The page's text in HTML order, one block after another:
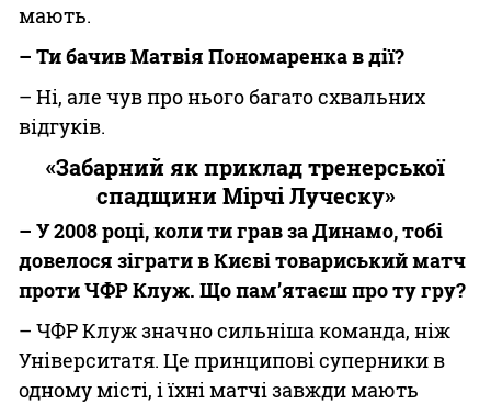
мають.
– Ти бачив Матвія Пономаренка в дії?
– Ні, але чув про нього багато схвальних
відгуків.
«Забарний як приклад тренерської
спадщини Мірчі Луческу»
– У 2008 році, коли ти грав за Динамо, тобі
довелося зіграти в Києві товариський матч
проти ЧФР Клуж. Що пам’ятаєш про ту гру?
– ЧФР Клуж значно сильніша команда, ніж
Університатя. Це принципові суперники в
одному місті, і їхні матчі завжди мають